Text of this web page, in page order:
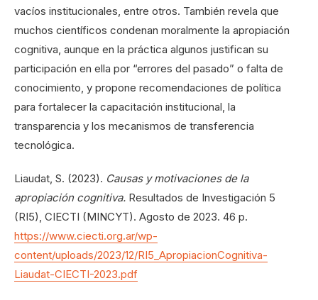
vacíos institucionales, entre otros. También revela que
muchos científicos condenan moralmente la apropiación
cognitiva, aunque en la práctica algunos justifican su
participación en ella por “errores del pasado” o falta de
conocimiento, y propone recomendaciones de política
para fortalecer la capacitación institucional, la
transparencia y los mecanismos de transferencia
tecnológica.
Liaudat, S. (2023). Causas y motivaciones de la
apropiación cognitiva. Resultados de Investigación 5
(RI5), CIECTI (MINCYT). Agosto de 2023. 46 p.
https://www.ciecti.org.ar/wp-
content/uploads/2023/12/RI5_ApropiacionCognitiva-
Liaudat-CIECTI-2023.pdf